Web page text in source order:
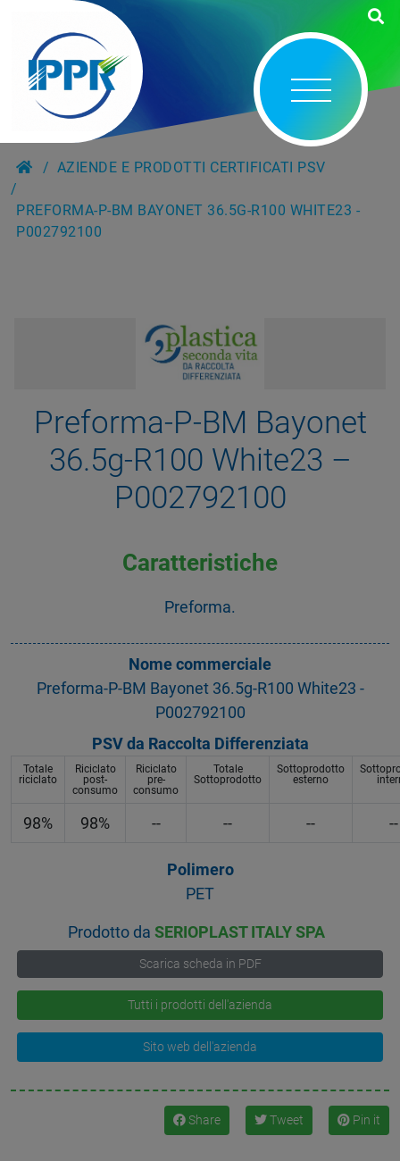
AZIENDE E PRODOTTI CERTIFICATI PSV
PREFORMA-P-BM BAYONET 36.5G-R100 WHITE23 -
P002792100
Preforma-P-BM Bayonet
36.5g-R100 White23 –
P002792100
Caratteristiche
Preforma.
Nome commerciale
Preforma-P-BM Bayonet 36.5g-R100 White23 -
P002792100
PSV da Raccolta Differenziata
Totale
riciclato
Riciclato
post-
consumo
Riciclato
pre-
consumo
Totale
Sottoprodotto
Sottoprodotto
esterno
98% 98% -- -- -- --
Polimero
PET
Prodotto daSERIOPLAST ITALY SPA
Scarica scheda in PDF
Tutti i prodotti dell'azienda
Sito web dell'azienda
Share Tweet Pin it